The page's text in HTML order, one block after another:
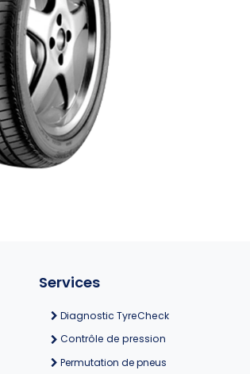
Services
Diagnostic TyreCheck
Contrôle de pression
Permutation de pneus